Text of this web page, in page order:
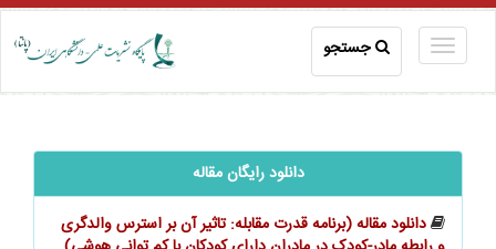
جستجو
دانلود رایگان مقاله
دانلود مقاله (برنامه قدرت مقابله: تاثیر آن بر استرس والدگر‌‌‌ی